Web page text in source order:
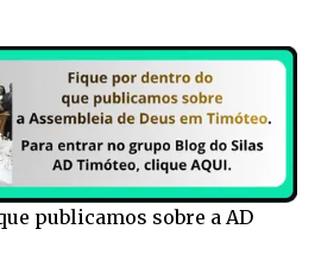
publicamos sobre a AD